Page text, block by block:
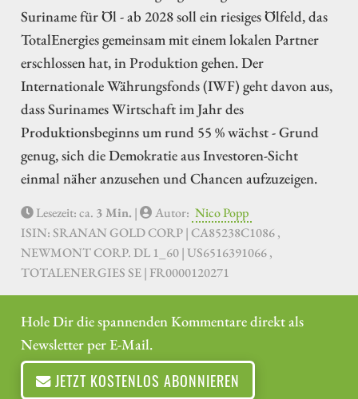
Suriname für Öl - ab 2028 soll ein riesiges Ölfeld, das
TotalEnergies gemeinsam mit einem lokalen Partner
erschlossen hat, in Produktion gehen. Der
Internationale Währungsfonds (IWF) geht davon aus,
dass Surinames Wirtschaft im Jahr des
Produktionsbeginns um rund 55 % wächst - Grund
genug, sich die Demokratie aus Investoren-Sicht
einmal näher anzusehen und Chancen aufzuzeigen.
Lesezeit: ca. 3 Min. | Autor: Nico Popp
ISIN: SRANAN GOLD CORP | CA85238C1086 ,
NEWMONT CORP. DL 1_60 | US6516391066 ,
TOTALENERGIES SE | FR0000120271
Hole Dir die spannenden Kommentare direkt als
Newsletter per E-Mail.
JETZT KOSTENLOS ABONNIEREN